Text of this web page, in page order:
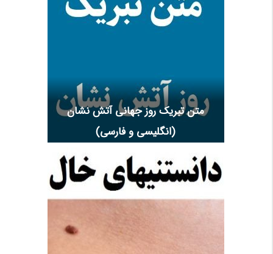
متن تبریک روز جهانی آتش نشان
(انگلیسی و فارسی)